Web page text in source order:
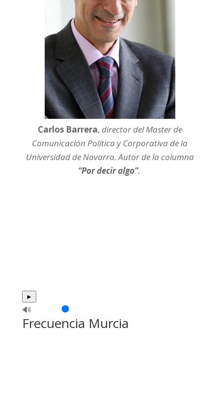
Carlos Barrera, director del Master de
Comunicación Política y Corporativa de la
Universidad de Navarra. Autor de la columna
“Por decir algo”.
►
🔊
Frecuencia Murcia